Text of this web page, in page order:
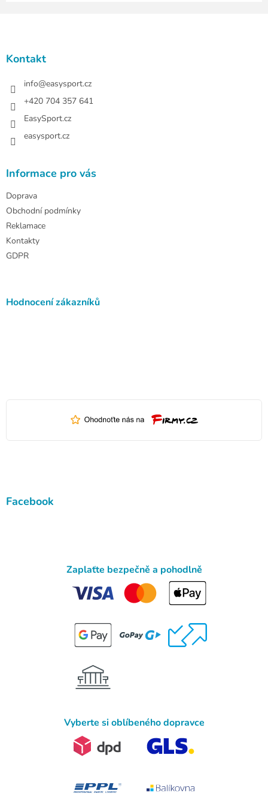
Kontakt
info@easysport.cz
+420 704 357 641
EasySport.cz
easysport.cz
Informace pro vás
Doprava
Obchodní podmínky
Reklamace
Kontakty
GDPR
Hodnocení zákazníků
Facebook
Zaplaťte bezpečně a pohodlně
Vyberte si oblíbeného dopravce